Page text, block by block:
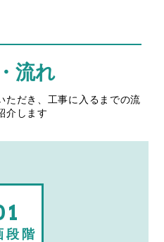
流れ
ただき、工事に入るまでの流
介します
段階